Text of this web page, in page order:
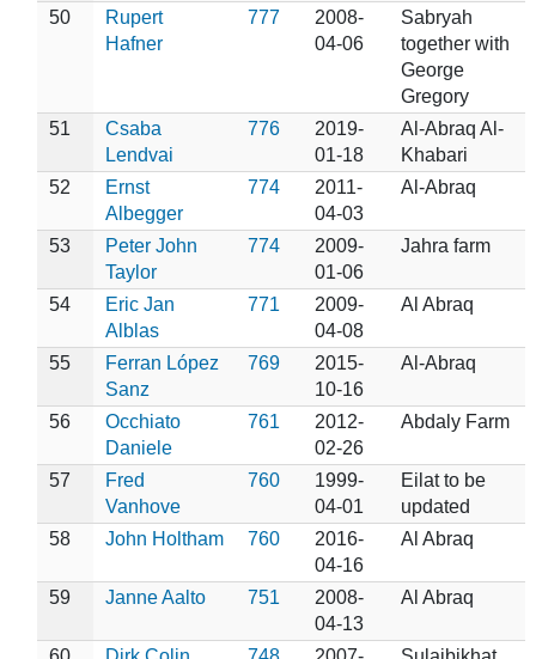
50
Rupert
Hafner
777
2008-
04-06
Sabryah
together with
George
Gregory
51
Csaba
Lendvai
776
2019-
01-18
Al-Abraq Al-
Khabari
52
Ernst
Albegger
774
2011-
04-03
Al-Abraq
53
Peter John
Taylor
774
2009-
01-06
Jahra farm
54
Eric Jan
Alblas
771
2009-
04-08
Al Abraq
55
Ferran López
Sanz
769
2015-
10-16
Al-Abraq
56
Occhiato
Daniele
761
2012-
02-26
Abdaly Farm
57
Fred
Vanhove
760
1999-
04-01
Eilat to be
updated
58
John Holtham 760
2016-
04-16
Al Abraq
59 Janne Aalto 751
2008-
04-13
Al Abraq